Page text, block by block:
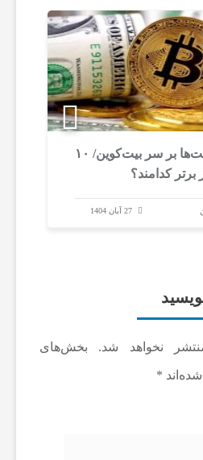
رقابت پنهان دولت‌ها بر سر بیت‌کوین/ ۱۰
کدامند؟
27 آبان 1404
نخواهد شد. بخش‌های
*